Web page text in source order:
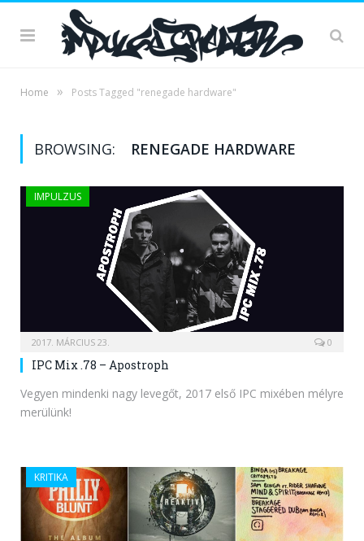
Home » Posts Tagged "renegade hardware"
BROWSING: RENEGADE HARDWARE
IMPULZUS
2017. MÁRCIUS 23. 0
IPC Mix .78 – Apostroph
Vegyen mindenki nagy levegőt, 2017 első IPC mixében mélyre
merülünk!
KRITIKA